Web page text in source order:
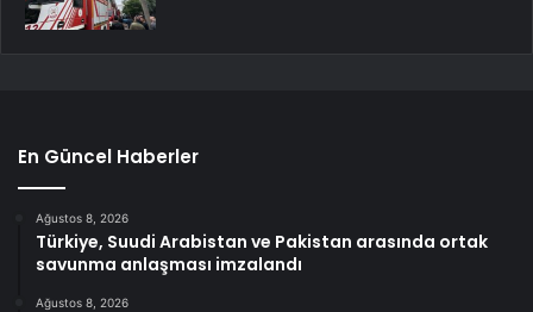
En Güncel Haberler
Ağustos 8, 2026
Türkiye, Suudi Arabistan ve Pakistan arasında ortak
savunma anlaşması imzalandı
Ağustos 8, 2026